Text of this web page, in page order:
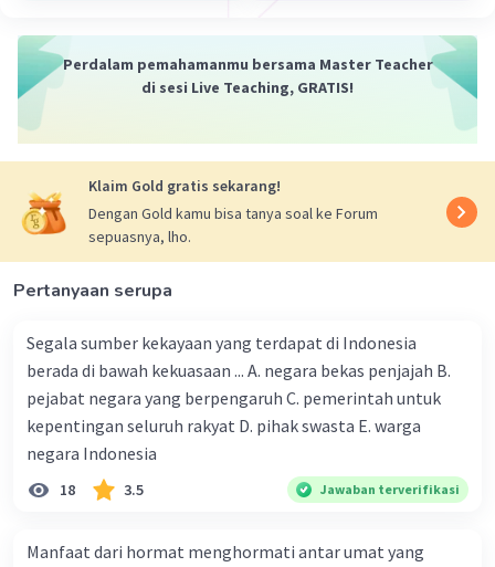
undang.
Nanda R Community Level 89
Jawaban terverifikasi
kewenangan, tugas dan fungsi MPR memang
2014, yang telah beberapa kali direvisi, terakhir
UU No. 13 tahun 2019 tentang perubahan ketiga
atas UU No. 17 tahum 2014).
Beri Rating
Perdalam pemahamanmu bersama Master Teacher
di sesi Live Teaching, GRATIS!
Klaim Gold gratis sekarang!
Dengan Gold kamu bisa tanya soal ke Forum
sepuasnya, lho.
Pertanyaan serupa
Segala sumber kekayaan yang terdapat di Indonesia
berada di bawah kekuasaan ... A. negara bekas penjajah B.
pejabat negara yang berpengaruh C. pemerintah untuk
kepentingan seluruh rakyat D. pihak swasta E. warga
negara Indonesia
18 3.5 Jawaban terverifikasi
Manfaat dari hormat menghormati antar umat yang